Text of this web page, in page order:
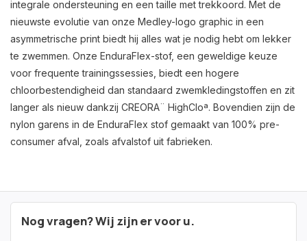
integrale ondersteuning en een taille met trekkoord. Met de
nieuwste evolutie van onze Medley-logo graphic in een
asymmetrische print biedt hij alles wat je nodig hebt om lekker
te zwemmen. Onze EnduraFlex-stof, een geweldige keuze
voor frequente trainingssessies, biedt een hogere
chloorbestendigheid dan standaard zwemkledingstoffen en zit
langer als nieuw dankzij CREORA¨ HighCloª. Bovendien zijn de
nylon garens in de EnduraFlex stof gemaakt van 100% pre-
consumer afval, zoals afvalstof uit fabrieken.
Nog vragen? Wij zijn er voor u.